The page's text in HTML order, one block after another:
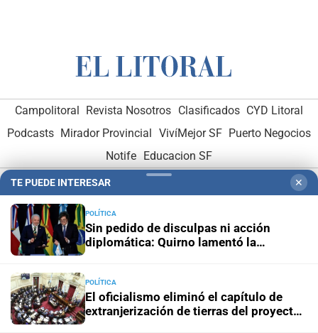
Campolitoral Revista Nosotros Clasificados CYD Litoral
Podcasts Mirador Provincial VivíMejor SF Puerto Negocios
Notife
Educacion SF
Administración y Publicidad
Opcionales con El Litoral-MediaKit
TE PUEDE INTERESAR ✕
POLÍTICA
Sin pedido de disculpas ni acción
diplomática: Quirno lamentó la
POLÍTICA
El oficialismo eliminó el capítulo de
extranjerización de tierras del proyecto